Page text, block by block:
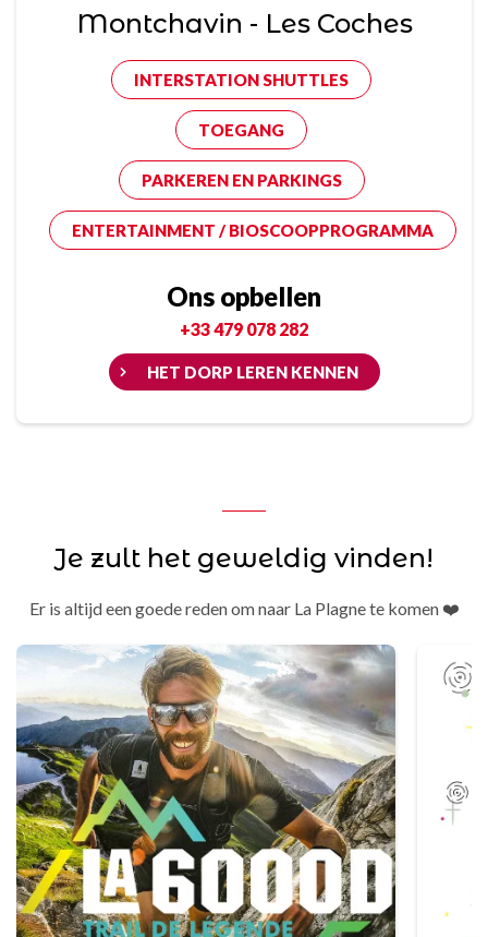
Montchavin - Les Coches
INTERSTATION SHUTTLES
TOEGANG
PARKEREN EN PARKINGS
ENTERTAINMENT / BIOSCOOPPROGRAMMA
Ons opbellen
+33 479 078 282
HET DORP LEREN KENNEN
Je zult het geweldig vinden!
Er is altijd een goede reden om naar La Plagne te komen ❤️